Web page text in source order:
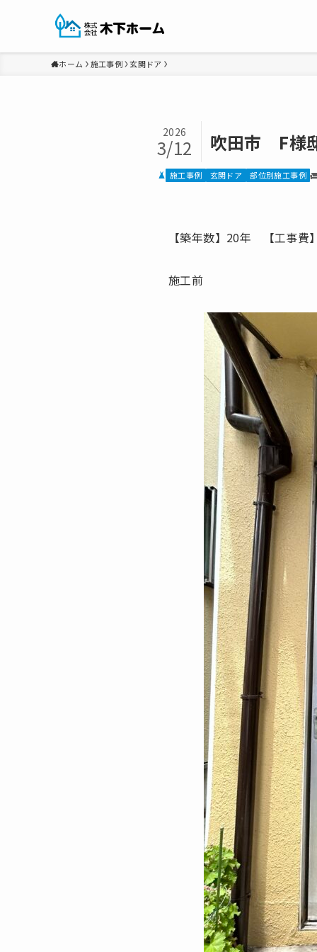
ホーム 施工事例 玄関ドア
吹田市 F様
2026
3/12
施工事例 玄関ドア 部位別施工事例
【築年数】20年 【工事
施工前